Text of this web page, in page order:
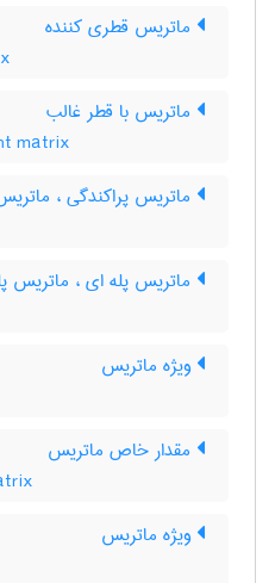
ماتریس قطری کننده
ماتریس با قطر غالب
matrix
ماتریس پراکندگی ،
ماتریس پله ای ، ماتریس
ویژه ماتریس
مقدار خاص ماتریس
ویژه ماتریس